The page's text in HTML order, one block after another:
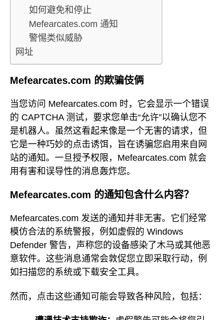
如何避免和停止
Mefearcates.com 通知
警惕类似威胁
网址
Mefearcates.com 的欺骗伎俩
当您访问 Mefearcates.com 时，它会显示一个错误
的 CAPTCHA 测试，要求您单击“允许”以确认您不
是机器人。虽然这看起来像是一个无害的请求，但
它是一种巧妙的点击诱饵，旨在诱骗您启用来自网
站的通知。一旦授予权限，Mefearcates.com 就会
用有害和误导性的消息轰炸您。
Mefearcates.com 的通知包含什么内容？
Mefearcates.com 发送的通知并非无害。它们经常
模仿合法的系统警报，例如虚假的 Windows
Defender 警告，声称您的设备感染了木马或其他恶
意软件。这些消息通常会敦促您立即采取行动，例
如扫描您的系统或下载安全工具。
然而，点击这些通知可能会导致各种风险，包括：